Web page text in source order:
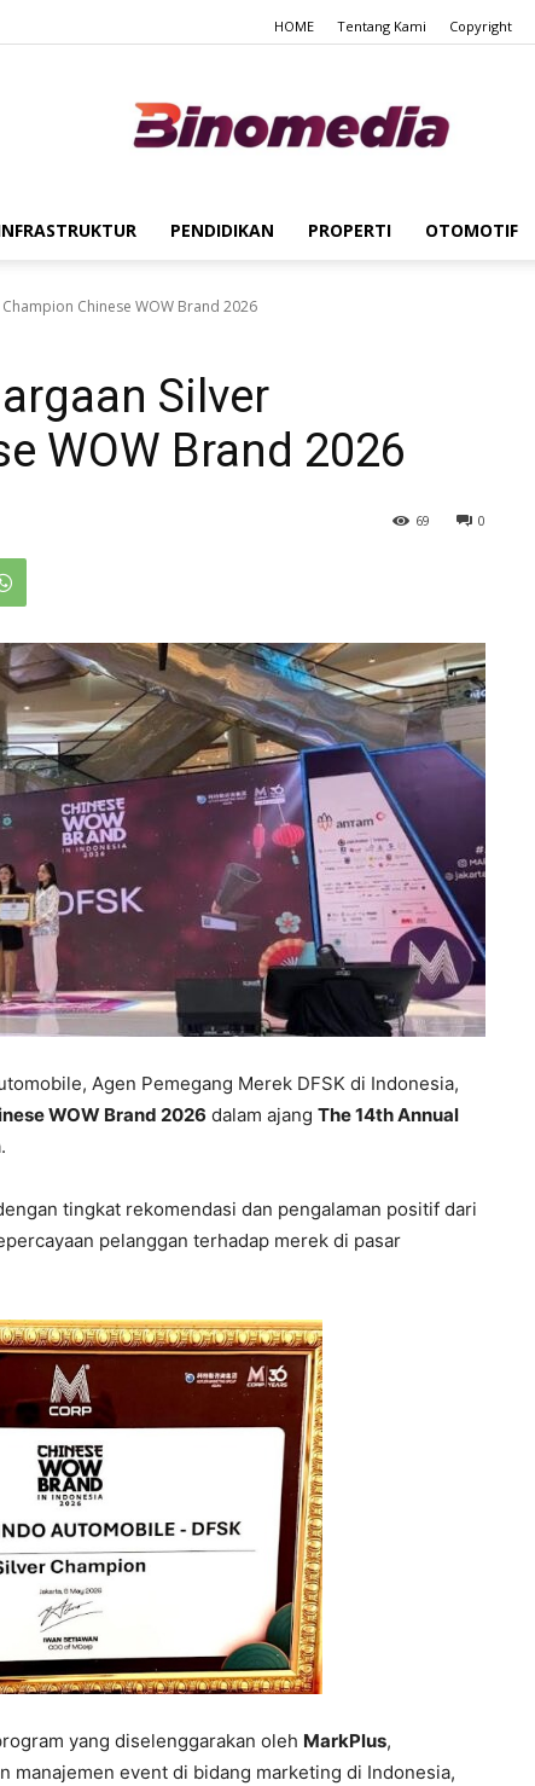
HOME Tentang Kami Copyright
PENDIDIKAN PROPERTI OTOMOTIF
Champion Chinese WOW Brand 2026
Silver
WOW Brand 2026
0
69
Agen Pemegang Merek DFSK di Indonesia,
WOW Brand 2026 dalam ajang The 14th Annual
tingkat rekomendasi dan pengalaman positif dari
pelanggan terhadap merek di pasar
yang diselenggarakan oleh MarkPlus,
manajemen event di bidang marketing di Indonesia,